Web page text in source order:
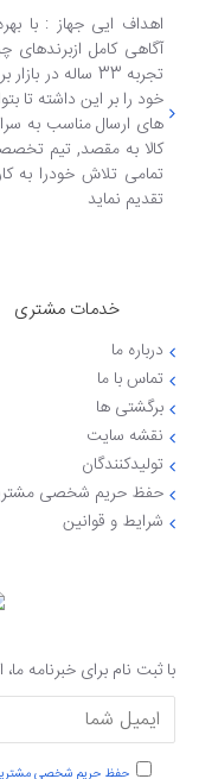
اهداف ایی جهاز : با
آگاهی کامل ازبرندهای
تجربه 33 ساله
خود را بر این داشته تا
های ارسال مناسب به
کالا به مقصد, تیم
تمامی تلاش خودرا به
تقدیم نماید
خدمات مشتری
درباره ما
تماس با ما
برگشتی ها
نقشه سایت
تولیدکنندگان
حفظ حریم شخصی
شرایط و قوانین
با ثبت نام برای خبرنامه ما،
حفظ حریم شخصی